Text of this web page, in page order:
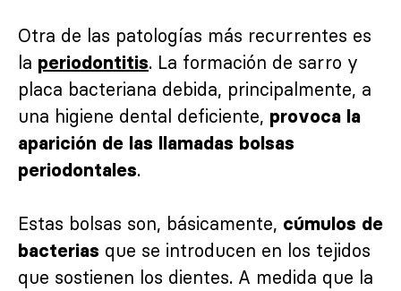
Otra de las patologías más recurrentes es
la periodontitis. La formación de sarro y
placa bacteriana debida, principalmente, a
una higiene dental deficiente, provoca la
aparición de las llamadas bolsas
periodontales.
Estas bolsas son, básicamente, cúmulos de
bacterias que se introducen en los tejidos
que sostienen los dientes. A medida que la